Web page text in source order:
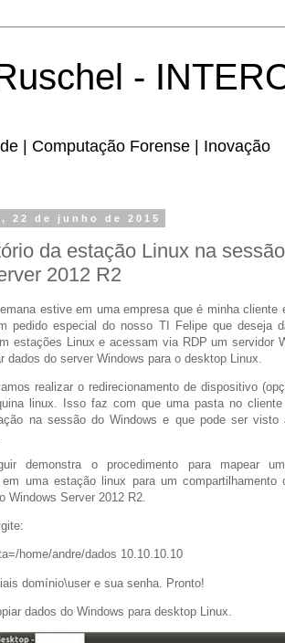
-
| Computação Forense | Inovação
22 de junho de 2015
da estação Linux na
2012 R2
estive em uma empresa que é minha cliente
pedido especial do nosso TI Felipe que deseja
estações Linux e acessam via RDP um servidor
dados do server Windows para o desktop Linux.
realizar o redirecionamento de dispositivo
linux. Isso faz com que uma pasta no
na sessão do Windows e que pode ser visto
demonstra o procedimento para mapear
em uma estação linux para um compartilhamento
Windows Server 2012 R2.
home/andre/dados 10.10.10.10
domínio\user e sua senha. Pronto!
dados do Windows para desktop Linux.